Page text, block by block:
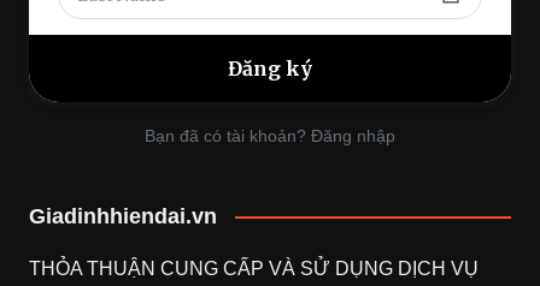
Bạn đã có tài khoản? Đăng nhập
Giadinhhiendai.vn
THỎA THUẬN CUNG CẤP VÀ SỬ DỤNG DỊCH VỤ